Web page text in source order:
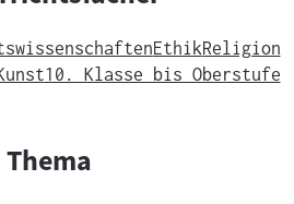
EthikReligion
10. Klasse bis Oberstufe
Thema